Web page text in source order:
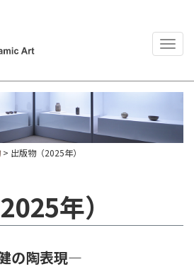
> 出版物（2025年）
年）
の陶表現―